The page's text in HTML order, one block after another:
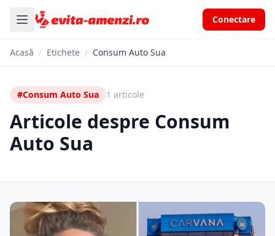
Conectare
Acasă / Etichete / Consum Auto Sua
#Consum Auto Sua 1 articole
Articole despre Consum
Auto Sua